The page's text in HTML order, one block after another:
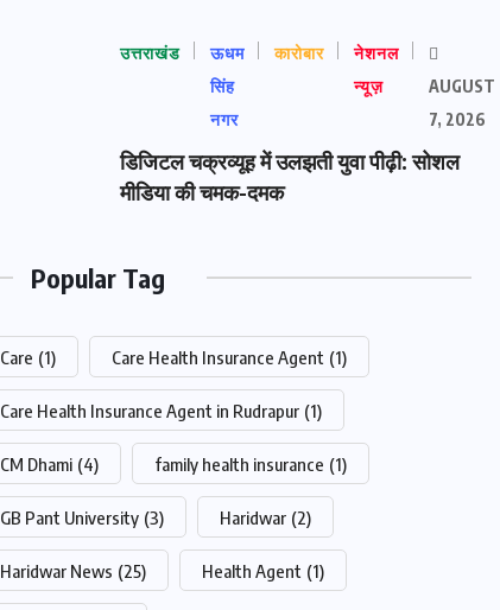
उत्तराखंड
ऊधम
सिंह
नगर
कारोबार
नेशनल
न्यूज़
AUGUST
7, 2026
डिजिटल चक्रव्यूह में उलझती युवा पीढ़ी: सोशल
मीडिया की चमक-दमक
Popular Tag
Care (1) Care Health Insurance Agent (1)
Care Health Insurance Agent in Rudrapur (1)
CM Dhami (4) family health insurance (1)
GB Pant University (3) Haridwar (2)
Haridwar News (25) Health Agent (1)